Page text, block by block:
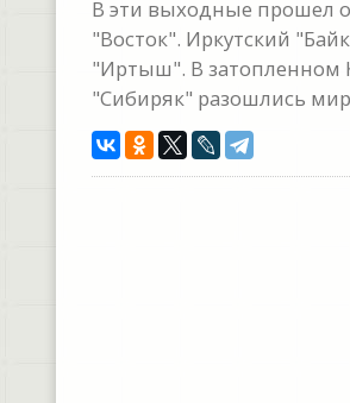
В эти выходные прошел
"Восток". Иркутский
"Иртыш". В затопленном
"Сибиряк" разошлись